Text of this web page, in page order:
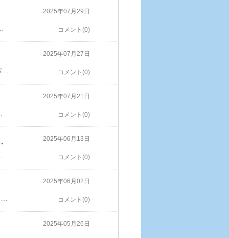
2025年07月29日
コメント(0)
TEMUのお魚パクパクの景品が届きました。景品はこちら、前回の記事は→​TEMUのお魚パクパクが終わりました。​TEMUの怪しい袋・・・。開けたらミニデジカメの箱はボコボコ・・・。TEMUあるある・・・。リラックマのケース（チェキ用ぐらいのサイズ）ドライバーセット充電クレードルが付いてるけど、無くても充電できます。フラッシュ付きがミソ。一部日本語表記ですが、怪しい日本語です。使用レポートは、また後で・・・。※画像などの無断使用転載禁止【8%OFFクーポン】正規品 ミニカメラ 超小型 デジカメ ミニレトロカメラ 録画 高画質 ミニデジタルカメラ 小型カメラ ポータブルデジタルカメラ 子供カメラ キッズカメラ トイカメラ ミニカメラ MINI コンパクト 多機能 修学旅行 入学式 運動会 プレゼント ギフト 楽天で購入
2025年07月27日
コメント(0)
2025年07月21日
コメント(0)
具9点セット】 2025年06月13日
コメント(0)
2025年06月02日
コメント(0)
2025年05月26日